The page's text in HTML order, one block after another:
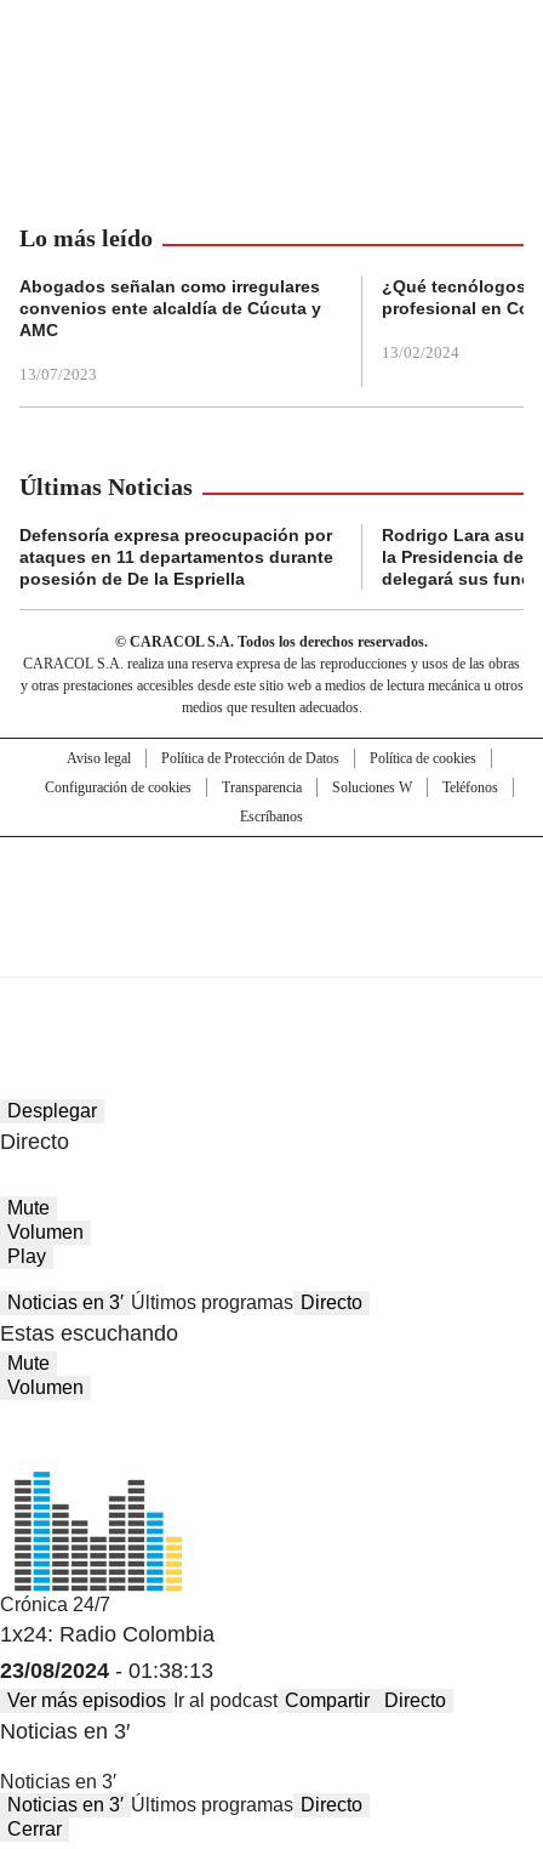
Lo más leído
Abogados señalan como irregulares
convenios ente alcaldía de Cúcuta y
AMC
13/07/2023
¿Qué tecnólogos
profesional en
13/02/2024
Últimas Noticias
Defensoría expresa preocupación por
ataques en 11 departamentos durante
posesión de De la Espriella
Rodrigo Lara
la Presidencia del
delegará sus
© CARACOL S.A. Todos los derechos reservados.
CARACOL S.A. realiza una reserva expresa de las reproducciones y usos de las obras
y otras prestaciones accesibles desde este sitio web a medios de lectura mecánica u otros
medios que resulten adecuados.
Aviso legal Política de Protección de Datos
Política de cookies
Configuración de cookies
Transparencia Soluciones W
Teléfonos
Escríbanos
Desplegar
Directo
Mute
Volumen
Play
Noticias en 3′ Últimos programas Directo
Estas escuchando
Mute
Volumen
Crónica 24/7
1x24: Radio Colombia
23/08/2024 - 01:38:13
Ver más episodios Ir al podcast Compartir Directo
Noticias en 3′
Noticias en 3′
Noticias en 3′ Últimos programas Directo
Cerrar